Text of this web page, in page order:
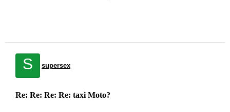
S supersex
Re: Re: Re: Re: taxi Moto?